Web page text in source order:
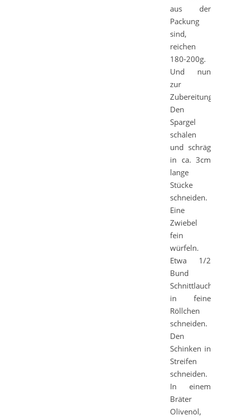
aus der
Packung
sind,
reichen
180-200g.
Und nun
zur
Zubereitung.
Den
Spargel
schälen
und schräg
in ca. 3cm
lange
Stücke
schneiden.
Eine
Zwiebel
fein
würfeln.
Etwa 1/2
Bund
Schnittlauch
in feine
Röllchen
schneiden.
Den
Schinken in
Streifen
schneiden.
In einem
Bräter
Olivenöl,